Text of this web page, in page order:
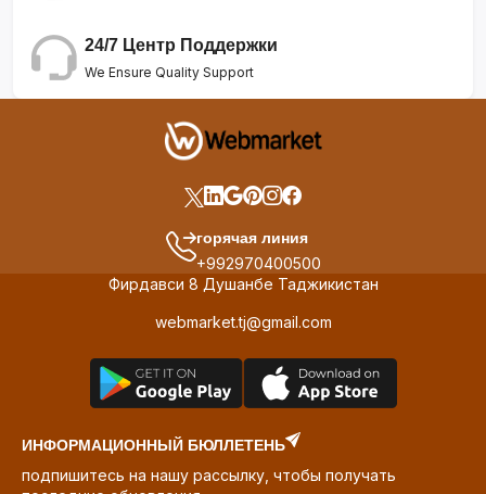
24/7 Центр Поддержки
We Ensure Quality Support
горячая линия
+992970400500
Фирдавси 8 Душанбе Таджикистан
webmarket.tj@gmail.com
ИНФОРМАЦИОННЫЙ БЮЛЛЕТЕНЬ
подпишитесь на нашу рассылку, чтобы получать